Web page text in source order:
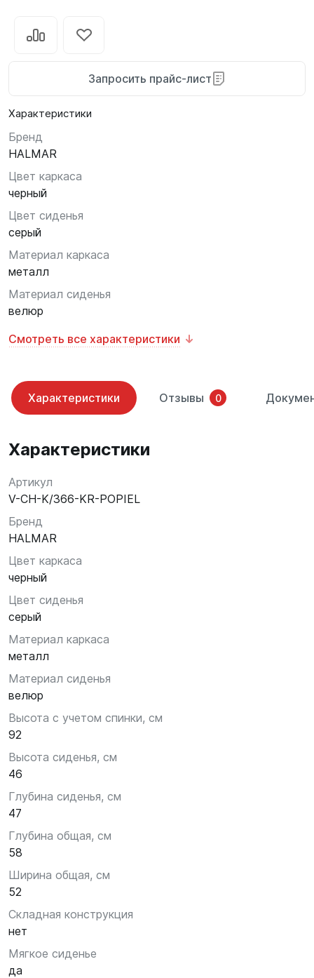
Характеристики
Бренд
HALMAR
Цвет каркаса
черный
Цвет сиденья
серый
Материал каркаса
металл
Материал сиденья
велюр
Смотреть все характеристики
Запросить прайс-лист
Характеристики Отзывы 0
Характеристики
Артикул
V-CH-K/366-KR-POPIEL
Бренд
HALMAR
Цвет каркаса
черный
Цвет сиденья
серый
Материал каркаса
металл
Материал сиденья
велюр
Высота с учетом спинки, см
92
Высота сиденья, см
46
Глубина сиденья, см
47
Глубина общая, см
58
Ширина общая, см
52
Складная конструкция
нет
Мягкое сиденье
да